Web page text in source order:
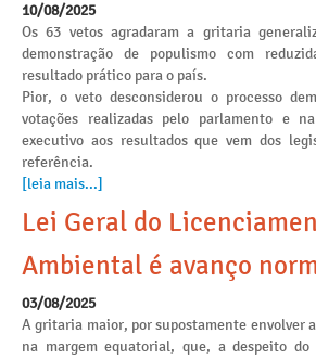
10/08/2025
Os 63 vetos agradaram a gritaria
demonstração de populismo com
resultado prático para o país.
Pior, o veto desconsiderou o processo
votações realizadas pelo parlamento e
executivo aos resultados que vem dos
referência.
[leia mais...]
Lei Geral do
Ambiental é avanço
03/08/2025
A gritaria maior, por supostamente envolver
na margem equatorial, que, a despeito